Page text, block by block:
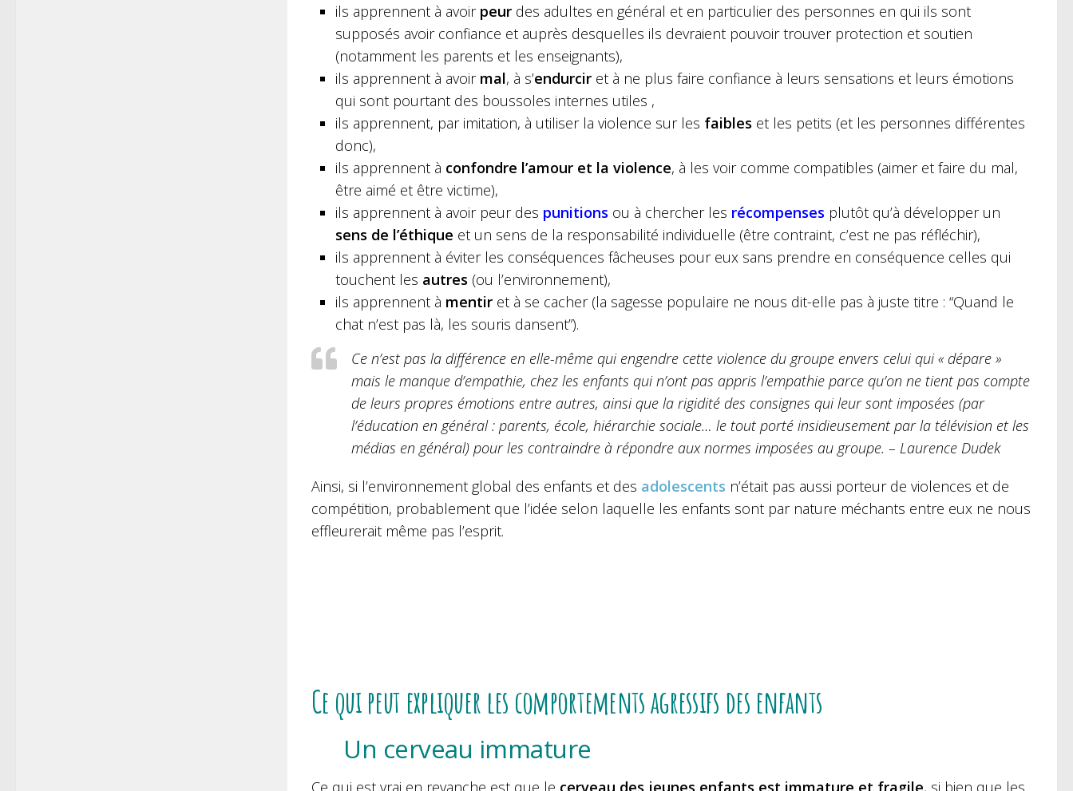
ils apprennent à avoir peur des adultes en général et en particulier des personnes en qui ils sont
supposés avoir confiance et auprès desquelles ils devraient pouvoir trouver protection et soutien
(notamment les parents et les enseignants),
ils apprennent à avoir mal, à s’endurcir et à ne plus faire confiance à leurs sensations et leurs émotions
qui sont pourtant des boussoles internes utiles ,
ils apprennent, par imitation, à utiliser la violence sur les faibles et les petits (et les personnes différentes
donc),
ils apprennent à confondre l’amour et la violence, à les voir comme compatibles (aimer et faire du mal,
être aimé et être victime),
ils apprennent à avoir peur des punitions ou à chercher les récompenses plutôt qu’à développer un
sens de l’éthique et un sens de la responsabilité individuelle (être contraint, c’est ne pas réfléchir),
ils apprennent à éviter les conséquences fâcheuses pour eux sans prendre en conséquence celles qui
touchent les autres (ou l’environnement),
ils apprennent à mentir et à se cacher (la sagesse populaire ne nous dit-elle pas à juste titre : “Quand le
chat n’est pas là, les souris dansent”).
Ce n’est pas la différence en elle-même qui engendre cette violence du groupe envers celui qui « dépare »
mais le manque d’empathie, chez les enfants qui n’ont pas appris l’empathie parce qu’on ne tient pas compte
de leurs propres émotions entre autres, ainsi que la rigidité des consignes qui leur sont imposées (par
l’éducation en général : parents, école, hiérarchie sociale… le tout porté insidieusement par la télévision et les
médias en général) pour les contraindre à répondre aux normes imposées au groupe. – Laurence Dudek
Ainsi, si l’environnement global des enfants et des adolescents n’était pas aussi porteur de violences et de
compétition, probablement que l’idée selon laquelle les enfants sont par nature méchants entre eux ne nous
effleurerait même pas l’esprit.
Ce qui peut expliquer les comportements agressifs des enfants
Un cerveau immature
Ce qui est vrai en revanche est que le cerveau des jeunes enfants est immature et fragile, si bien que les